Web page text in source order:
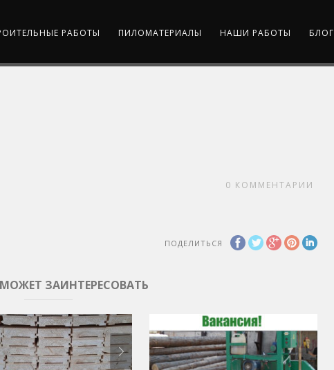
РАБОТЫ ПИЛОМАТЕРИАЛЫ НАШИ РАБОТЫ БЛОГ
0 КОММЕНТАРИИ
ПОДЕЛИТЬСЯ
ЗАИНТЕРЕСОВАТЬ